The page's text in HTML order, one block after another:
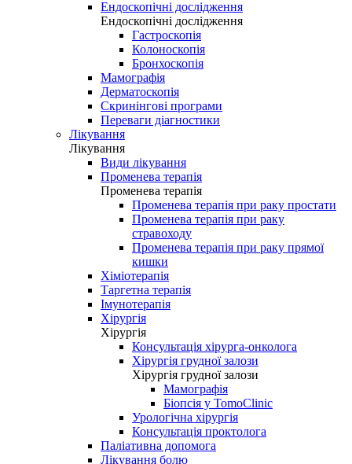
Ендоскопічні дослідження
Ендоскопічні дослідження
Гастроскопія
Колоноскопія
Бронхоскопія
Мамографія
Дерматоскопія
Скринінгові програми
Переваги діагностики
Лікування
Лікування
Види лікування
Променева терапія
Променева терапія
Променева терапія при раку простати
Променева терапія при раку
стравоходу
Променева терапія при раку прямої
кишки
Хіміотерапія
Таргетна терапія
Імунотерапія
Хірургія
Хірургія
Консультація хірурга-онколога
Хірургія грудної залози
Хірургія грудної залози
Мамографія
Біопсія у TomoClinic
Урологічна хірургія
Консультація проктолога
Паліативна допомога
Лікування болю